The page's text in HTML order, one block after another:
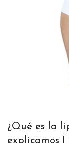
¿Qué es la
explicamos |